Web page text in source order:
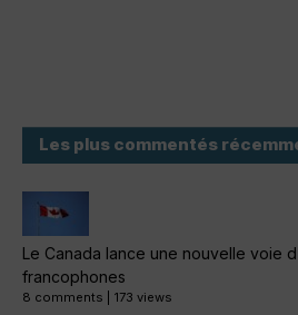
Les plus commentés
Le Canada lance une nouvelle voie
francophones
8 comments 173 views